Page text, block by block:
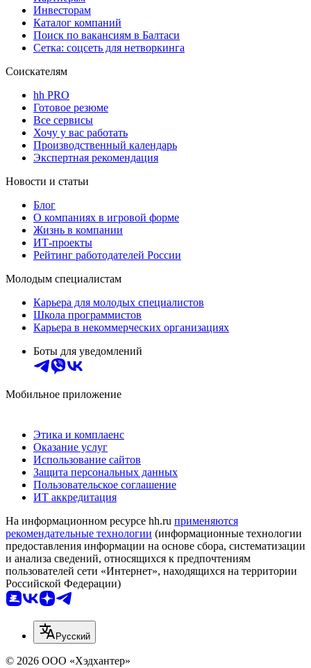
Инвесторам
Каталог компаний
Поиск по вакансиям в Балтаси
Сетка: соцсеть для нетворкинга
Соискателям
hh PRO
Готовое резюме
Все сервисы
Хочу у вас работать
Производственный календарь
Экспертная рекомендация
Новости и статьи
Блог
О компаниях в игровой форме
Жизнь в компании
ИТ-проекты
Рейтинг работодателей России
Молодым специалистам
Карьера для молодых специалистов
Школа программистов
Карьера в некоммерческих организациях
Боты для уведомлений
Мобильное приложение
Этика и комплаенс
Оказание услуг
Использование сайтов
Защита персональных данных
Пользовательское соглашение
ИТ аккредитация
На информационном ресурсе hh.ru применяются
рекомендательные технологии (информационные технологии
предоставления информации на основе сбора, систематизации
и анализа сведений, относящихся к предпочтениям
пользователей сети «Интернет», находящихся на территории
Российской Федерации)
Русский
© 2026 ООО «Хэдхантер»